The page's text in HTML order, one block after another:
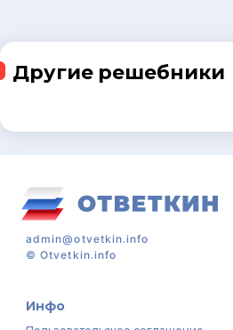
Другие решебники
admin@otvetkin.info
©Otvetkin.info
Инфо